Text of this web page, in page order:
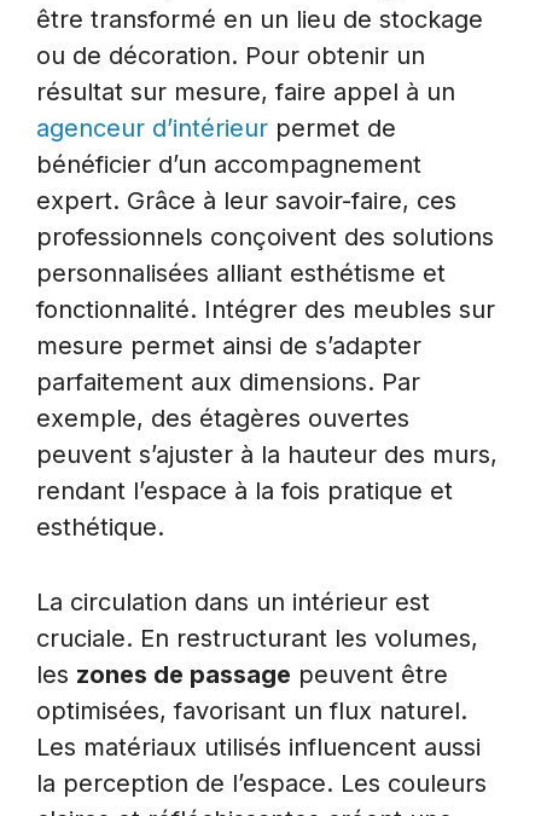
être transformé en un lieu de stockage
ou de décoration. Pour obtenir un
résultat sur mesure, faire appel à un
agenceur d’intérieur permet de
bénéficier d’un accompagnement
expert. Grâce à leur savoir-faire, ces
professionnels conçoivent des solutions
personnalisées alliant esthétisme et
fonctionnalité. Intégrer des meubles sur
mesure permet ainsi de s’adapter
parfaitement aux dimensions. Par
exemple, des étagères ouvertes
peuvent s’ajuster à la hauteur des murs,
rendant l’espace à la fois pratique et
esthétique.
La circulation dans un intérieur est
cruciale. En restructurant les volumes,
les zones de passage peuvent être
optimisées, favorisant un flux naturel.
Les matériaux utilisés influencent aussi
la perception de l’espace. Les couleurs